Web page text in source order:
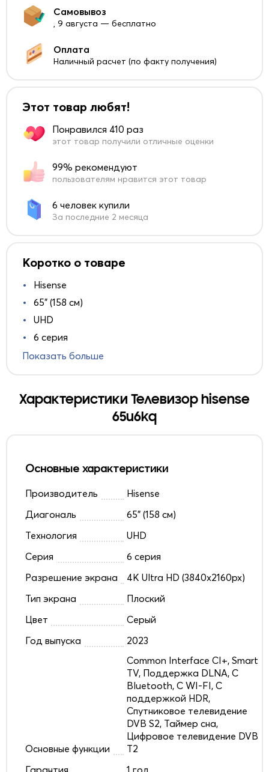
Самовывоз
, 9 августа — бесплатно
Оплата
Наличный расчет (по факту получения)
Этот товар любят!
Понравился 410 раз
этот товар получили отличные оценки
99% рекомендуют
пользователям нравится этот товар
6 человек купили
За последние 2 месяца
Коротко о товаре
Hisense
65" (158 см)
UHD
6 серия
Показать больше
Характеристики Телевизор hisense
65u6kq
Основные характеристики
Производитель
Hisense
Диагональ
65" (158 см)
Технология
UHD
Серия
6 серия
Разрешение экрана
4K Ultra HD (3840x2160px)
Тип экрана
Плоский
Цвет
Серый
Год выпуска
2023
Основные функции
Common Interface CI+, Smart
TV, Поддержка DLNA, С
Bluetooth, С WI-FI, С
поддержкой HDR,
Спутниковое телевидение
DVB S2, Таймер сна,
Цифровое телевидение DVB
T2
Гарантия
1 год